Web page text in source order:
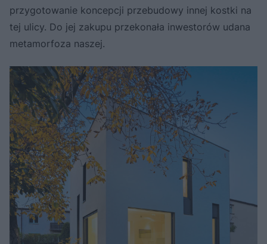
przygotowanie koncepcji przebudowy innej kostki na
tej ulicy. Do jej zakupu przekonała inwestorów udana
metamorfoza naszej.